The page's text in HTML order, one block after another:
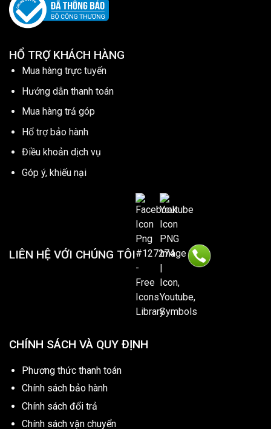
HỔ TRỢ KHÁCH HÀNG
Mua hàng trực tuyến
Hướng dẫn thanh toán
Mua hàng trả góp
Hổ trợ bảo hành
Điều khoản dịch vụ
Góp ý, khiếu nại
LIÊN HỆ VỚI CHÚNG TÔI
CHÍNH SÁCH VÀ QUY ĐỊNH
Phương thức thanh toán
Chính sách bảo hành
Chính sách đổi trả
Chính sách vận chuyển